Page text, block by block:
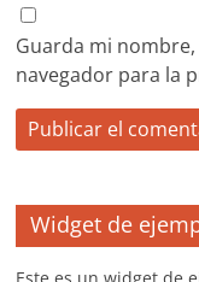
Guarda mi
navegador para la
Widget de